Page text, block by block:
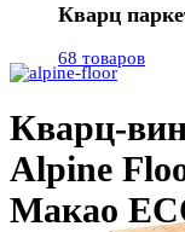
Кварц
68 товаров
Увеличить
Кварц-
Alpine
Макао